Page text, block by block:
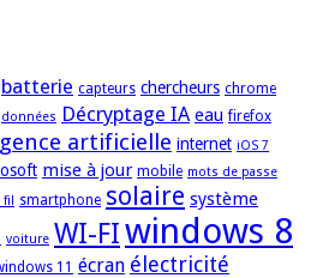
batterie capteurs chercheurs chrome
données Décryptage IA eau firefox
artificielle internet iOS 7
mise à jour mobile mots de passe
fil smartphone solaire système
voiture WI-FIwindows 8
11 écran électricité